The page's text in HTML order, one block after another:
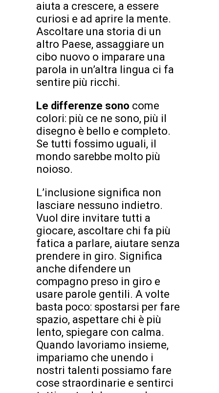
aiuta a crescere, a essere
curiosi e ad aprire la mente.
Ascoltare una storia di un
altro Paese, assaggiare un
cibo nuovo o imparare una
parola in un’altra lingua ci fa
sentire più ricchi.
Le differenze sono come
colori: più ce ne sono, più il
disegno è bello e completo.
Se tutti fossimo uguali, il
mondo sarebbe molto più
noioso.
L’inclusione significa non
lasciare nessuno indietro.
Vuol dire invitare tutti a
giocare, ascoltare chi fa più
fatica a parlare, aiutare senza
prendere in giro. Significa
anche difendere un
compagno preso in giro e
usare parole gentili. A volte
basta poco: spostarsi per fare
spazio, aspettare chi è più
lento, spiegare con calma.
Quando lavoriamo insieme,
impariamo che unendo i
nostri talenti possiamo fare
cose straordinarie e sentirci